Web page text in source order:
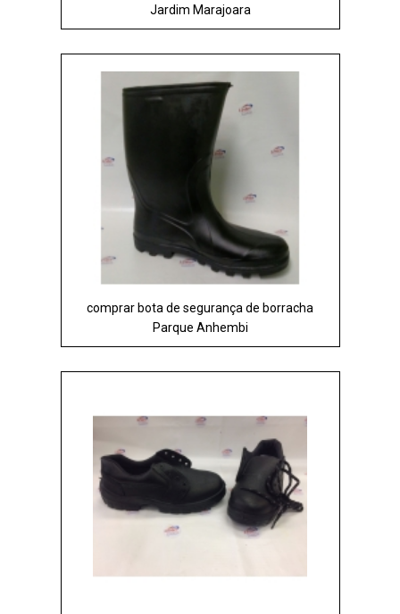
Jardim Marajoara
comprar bota de segurança de borracha
Parque Anhembi